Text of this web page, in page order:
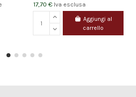
17,70 € Iva esclusa
Aggiungi al
carrello